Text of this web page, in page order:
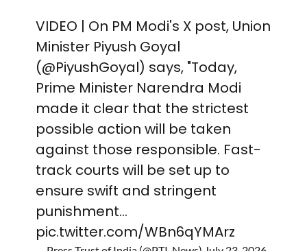
VIDEO | On PM Modi's X post, Union
Minister Piyush Goyal
(@PiyushGoyal) says, "Today,
Prime Minister Narendra Modi
made it clear that the strictest
possible action will be taken
against those responsible. Fast-
track courts will be set up to
ensure swift and stringent
punishment…
pic.twitter.com/WBn6qYMArz